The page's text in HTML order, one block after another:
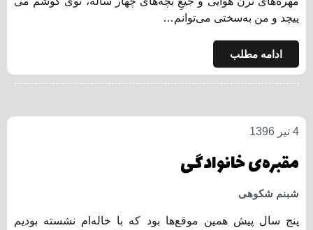
پیچد و من به‌سختی می‌توانم…
ادامه مطلب
4 تیر 1396
مقبره‌ی خانوادگی
شبنم شکوهی
پنج سال پیش همین موقع‌ها بود که با خاله‌ام نشسته بودیم